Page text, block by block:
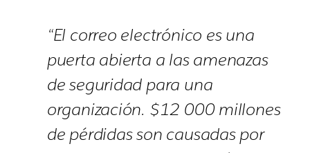
“El correo electrónico es una
puerta abierta a las amenazas
de seguridad para una
organización. $12 000 millones
de pérdidas son causadas por